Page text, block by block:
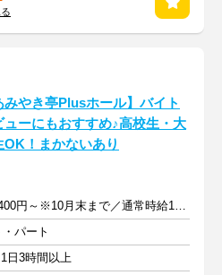
みやき亭Plusホール】バイト
ューにもおすすめ♪高校生・大
OK！まかないあり
特別時給1400円～※10月末まで／通常時給1300円
パート
日3時間以上